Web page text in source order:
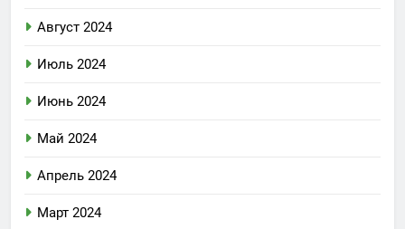
Август 2024
Июль 2024
Июнь 2024
Май 2024
Апрель 2024
Март 2024